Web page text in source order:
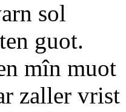
sol
guot.
mîn
zaller vrist